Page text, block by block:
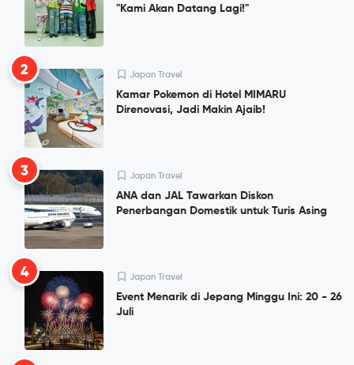
"Kami Akan Datang Lagi!"
2 Japan Travel
Kamar Pokemon di Hotel MIMARU
Direnovasi, Jadi Makin Ajaib!
3 Japan Travel
ANA dan JAL Tawarkan Diskon
Penerbangan Domestik untuk Turis Asing
4 Japan Travel
Event Menarik di Jepang Minggu Ini: 20 - 26
Juli